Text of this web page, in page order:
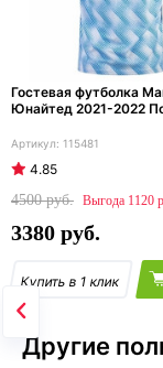
Гостевая футболка
Юнайтед 2021-2022
115481
4.85
4500
1120
3380
Другие